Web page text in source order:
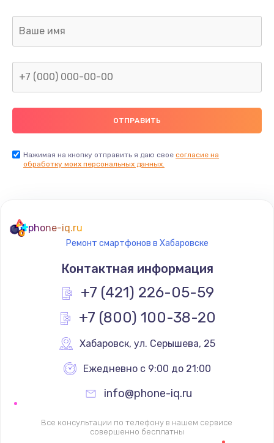
2000 руб.
Ремонт пищалок(твитеров)
900 руб.
Заказать
1795 руб.
Заказать
Ремонт разъема питания
1120 руб.
Заказать
Замена видеочипа
Заказать
Нажимая на кнопку отправить я даю свое согласие на
обработку моих персональных данных.
phone-iq.ru
Ремонт смартфонов в Хабаровске
Контактная информация
+7 (421) 226-05-59
+7 (800) 100-38-20
Хабаровск, ул. Серышева, 25
Ежедневно с 9:00 до 21:00
info@phone-iq.ru
Все консультации по телефону в нашем сервисе
совершенно бесплатны